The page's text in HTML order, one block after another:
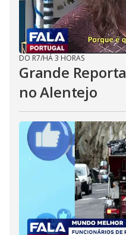
DO R7/HÁ 3 HORAS
Grande
no Alentejo